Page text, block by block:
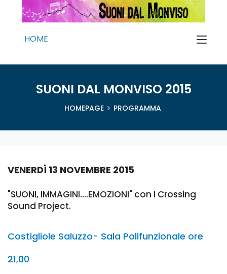
HOME
SUONI DAL MONVISO 2015
HOMEPAGE PROGRAMMA
VENERDÌ 13 NOVEMBRE 2015
"SUONI, IMMAGINI....EMOZIONI" con I Crossing
Sound Project.
Costigliole Saluzzo- Sala Polifunzionale ore
21,00